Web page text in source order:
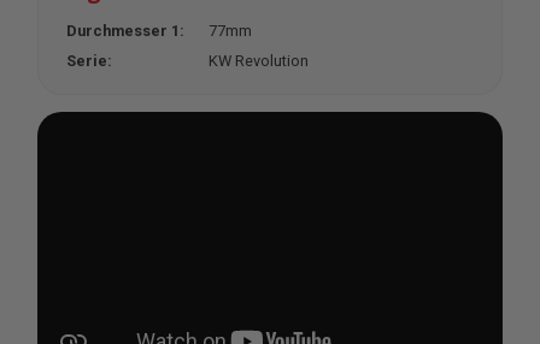
Durchmesser 1:
77mm
Serie:
KW Revolution